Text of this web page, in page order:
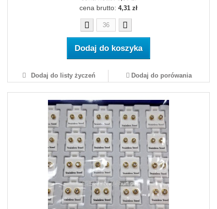
cena brutto: 4,31 zł
Dodaj do koszyka
Dodaj do listy życzeń Dodaj do porówania